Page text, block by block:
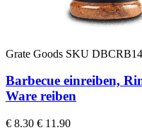
Grate Goods SKU
Barbecue einreiben,
Ware reiben
€ 8.30 € 11.90